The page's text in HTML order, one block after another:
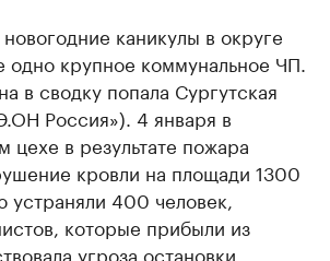
каникулы в округе
крупное коммунальное ЧП.
в сводку попала Сургутская
Россия»). 4 января в
цехе в результате пожара
кровли на площади 1300
400 человек,
которые прибыли из
угроза остановки